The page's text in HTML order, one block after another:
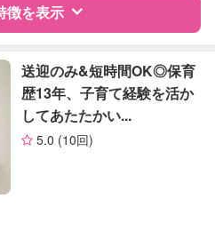
徴を表示
型割引対象(旧内閣府補助対象)
送迎のみ&短時間OK◎保育
歴13年、子育て経験を活か
してあたたかい...
5.0 (10回)